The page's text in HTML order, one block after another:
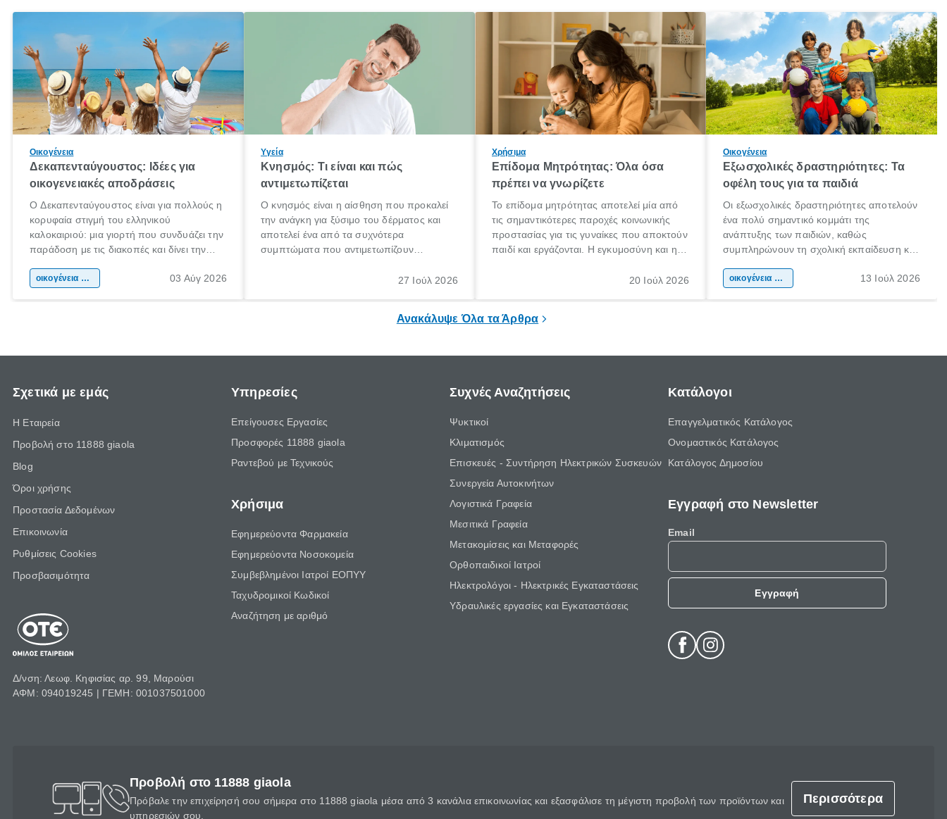
Οικογένεια
Δεκαπενταύγουστος: Ιδέες για
οικογενειακές αποδράσεις
Ο Δεκαπενταύγουστος είναι για πολλούς η
κορυφαία στιγμή του ελληνικού
καλοκαιριού: μια γιορτή που συνδυάζει την
παράδοση με τις διακοπές και δίνει την
χώρας. Είτε πρόκειται για λίγες μέρες
οικογένεια & παιδί 03 Αύγ 2026
Υγεία
Κνησμός: Τι είναι και πώς
αντιμετωπίζεται
Ο κνησμός είναι η αίσθηση που προκαλεί
την ανάγκη για ξύσιμο του δέρματος και
αποτελεί ένα από τα συχνότερα
συμπτώματα που αντιμετωπίζουν
πληροφορίες για το «κνησμός τι είναι»,
27 Ιούλ 2026
Χρήσιμα
Επίδομα Μητρότητας: Όλα όσα
πρέπει να γνωρίζετε
Το επίδομα μητρότητας αποτελεί μία από
τις σημαντικότερες παροχές κοινωνικής
προστασίας για τις γυναίκες που αποκτούν
παιδί και εργάζονται. Η εγκυμοσύνη και η
σημαντική περίοδος στη ζωή κάθε20 Ιούλ 2026
Οικογένεια
Εξωσχολικές δραστηριότητες: Τα
οφέλη τους για τα παιδιά
Οι εξωσχολικές δραστηριότητες αποτελούν
ένα πολύ σημαντικό κομμάτι της
ανάπτυξης των παιδιών, καθώς
συμπληρώνουν τη σχολική εκπαίδευση και
της προσωπικότητας, της κοινωνικότητας
οικογένεια & παιδί 13 Ιούλ 2026
Ανακάλυψε Όλα τα Άρθρα
Σχετικά με εμάς
Η Εταιρεία
Προβολή στο 11888 giaola
Blog
Όροι χρήσης
Προστασία Δεδομένων
Επικοινωνία
Ρυθμίσεις Cookies
Προσβασιμότητα
Δ/νση: Λεωφ. Κηφισίας αρ. 99, Μαρούσι
ΑΦΜ: 094019245 | ΓΕΜΗ: 001037501000
Υπηρεσίες
Επείγουσες Εργασίες
Προσφορές 11888 giaola
Ραντεβού με Τεχνικούς
Χρήσιμα
Εφημερεύοντα Φαρμακεία
Εφημερεύοντα Νοσοκομεία
Συμβεβλημένοι Ιατροί ΕΟΠΥΥ
Ταχυδρομικοί Κωδικοί
Αναζήτηση με αριθμό
Συχνές Αναζητήσεις
Ψυκτικοί
Κλιματισμός
Επισκευές - Συντήρηση Ηλεκτρικών Συσκευών
Συνεργεία Αυτοκινήτων
Λογιστικά Γραφεία
Μεσιτικά Γραφεία
Μετακομίσεις και Μεταφορές
Ορθοπαιδικοί Ιατροί
Ηλεκτρολόγοι - Ηλεκτρικές Εγκαταστάσεις
Υδραυλικές εργασίες και Εγκαταστάσεις
Κατάλογοι
Επαγγελματικός Κατάλογος
Ονομαστικός Κατάλογος
Κατάλογος Δημοσίου
Εγγραφή στο Newsletter
Email
Εγγραφή
Προβολή στο 11888 giaola
Πρόβαλε την επιχείρησή σου σήμερα στο 11888 giaola μέσα από 3 κανάλια επικοινωνίας και εξασφάλισε τη μέγιστη προβολή των προϊόντων και
υπηρεσιών σου.
Περισσότερα